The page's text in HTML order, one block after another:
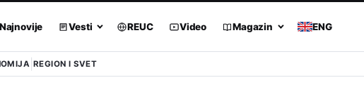
Najnovije Vesti REUC Video Magazin ENG
REGION I SVET